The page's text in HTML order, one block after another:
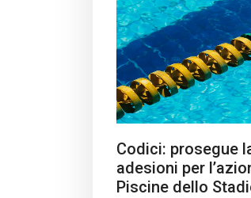
Codici: prosegue
adesioni per
Piscine dello